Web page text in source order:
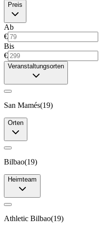
Preis
Ab
€
Bis
€
Veranstaltungsorten
San Mamés(19)
Orten
Bilbao(19)
Heimteam
Athletic Bilbao(19)